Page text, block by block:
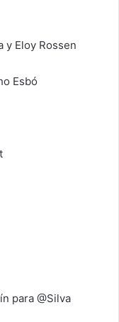
y ⁠Eloy Rossen
Esbó
para @Silva